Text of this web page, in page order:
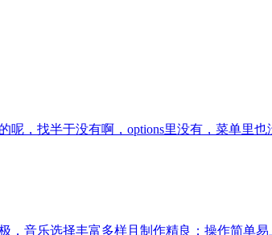
呢，找半于没有啊，options里没有，菜单里也
，音乐选择丰富多样且制作精良；操作简单